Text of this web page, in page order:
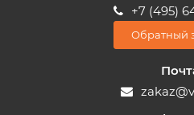
+7 (495)
Обратный